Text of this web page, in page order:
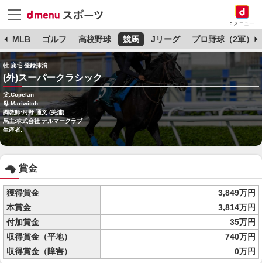
dメニュー
MLB ゴルフ 高校野球 競馬 Jリーグ プロ野球（2軍）
牡 鹿毛 登録抹消
(外)スーパークラシック
父:Copelan
母:Mariwitch
調教師:河野 通文 (美浦)
馬主:株式会社 デルマークラブ
生産者:
賞金
獲得賞金
3,849万円
本賞金
3,814万円
付加賞金
35万円
収得賞金（平地）
740万円
収得賞金（障害）
0万円